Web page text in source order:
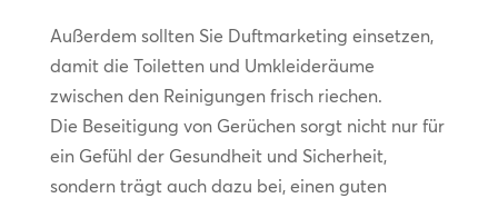
Außerdem sollten Sie Duftmarketing einsetzen,
damit die Toiletten und Umkleideräume
zwischen den Reinigungen frisch riechen.
Die Beseitigung von Gerüchen sorgt nicht nur für
ein Gefühl der Gesundheit und Sicherheit,
sondern trägt auch dazu bei, einen guten